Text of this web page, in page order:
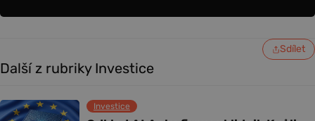
Sdílet
Další z rubriky Investice
Investice